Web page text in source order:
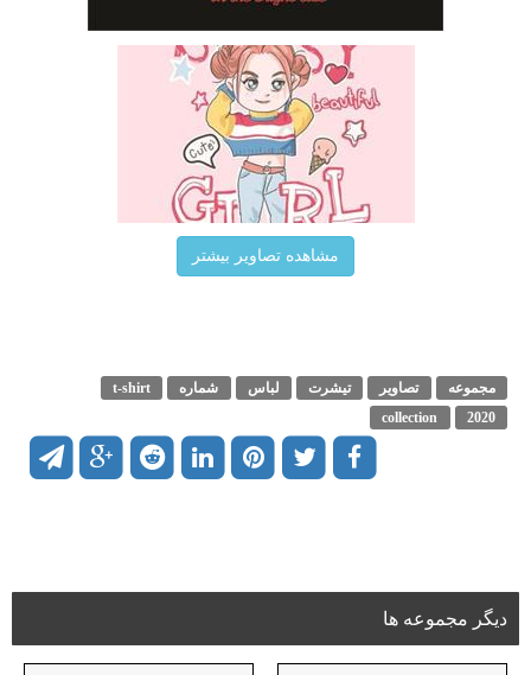
مشاهده تصاویر بیشتر
مجموعه تصاویر تیشرت لباس شماره
t-shirt
collection
2020
دیگر مجموعه ها